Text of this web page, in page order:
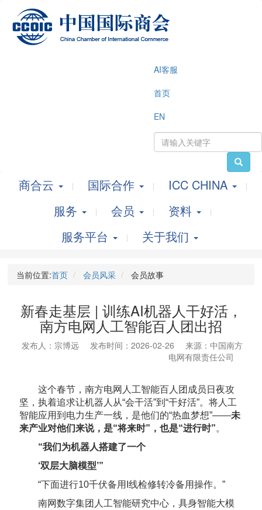
AI客服
首页
EN
商合云 国际合作
ICC CHINA
服务
会员
资料
服务平台
关于我们
当前位置:首页 会员风采 会员故事
新春走基层 | 训练AI机器人干好活，
南方电网人工智能百人团出招
发布人：宗博远 发布时间：2026-02-26
来源：中国南方
电网有限责任公司
这个春节，南方电网人工智能百人团成员日夜攻
坚，执着追求让机器人从“会干活”到“干好活”。将人工
智能应用到电力生产一线，是他们的“热血梦想”——未
来产业对他们来说，是“将来时”，也是“进行时”。
“我们为机器人搭建了一个
‘双层大脑模型’”
“下面进行10千伏备用I线检修转冷备用操作。”
南网数字集团人工智能研究中心，具身智能大模